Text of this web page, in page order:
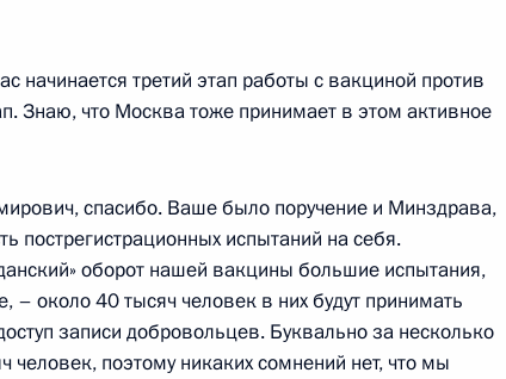
службы судебных приставов
4
начинается третий этап работы с вакциной против
Знаю, что Москва тоже принимает в этом активное
спасибо. Ваше было поручение и Минздрава,
пострегистрационных испытаний на себя.
оборот нашей вакцины большие испытания,
– около 40 тысяч человек в них будут принимать
записи добровольцев. Буквально за несколько
человек, поэтому никаких сомнений нет, что мы